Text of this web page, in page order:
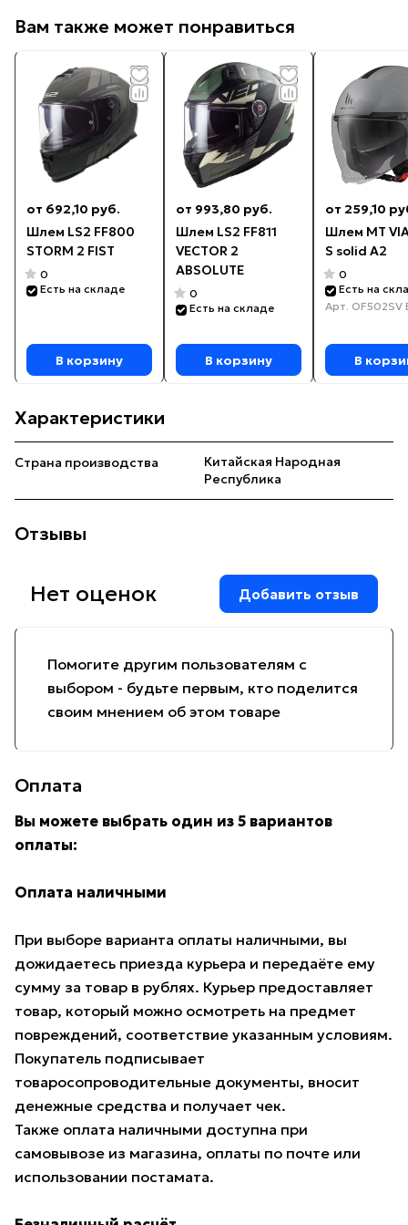
Вам также может понравиться
от 692,10 руб.
Шлем LS2 FF800
STORM 2 FIST
0
Есть на складе
В корзину
от 993,80 руб.
Шлем LS2 FF811
VECTOR 2
ABSOLUTE
0
Есть на складе
В корзину
от 259,10
Шлем MT
S solid A2
0
Есть на
Арт. OF502SV
В
Характеристики
Страна производства
Китайская Народная
Республика
Отзывы
Помогите другим пользователям с
выбором - будьте первым, кто поделится
своим мнением об этом товаре
Нет оценок Добавить отзыв
Оплата
Вы можете выбрать один из 5 вариантов
оплаты:
Оплата наличными
При выборе варианта оплаты наличными, вы
дожидаетесь приезда курьера и передаёте ему
сумму за товар в рублях. Курьер предоставляет
товар, который можно осмотреть на предмет
повреждений, соответствие указанным условиям.
Покупатель подписывает
товаросопроводительные документы, вносит
денежные средства и получает чек.
Также оплата наличными доступна при
самовывозе из магазина, оплаты по почте или
использовании постамата.